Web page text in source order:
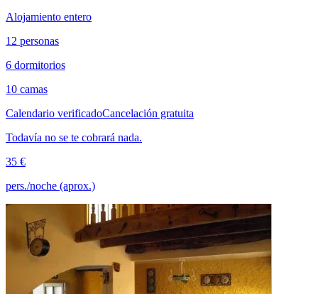
Alojamiento entero
12 personas
6 dormitorios
10 camas
Calendario verificadoCancelación gratuita
Todavía no se te cobrará nada.
35 €
pers./noche (aprox.)